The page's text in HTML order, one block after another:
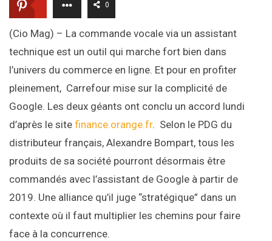
0
(Cio Mag) – La commande vocale via un assistant
technique est un outil qui marche fort bien dans
l’univers du commerce en ligne. Et pour en profiter
pleinement, Carrefour mise sur la complicité de
Google. Les deux géants ont conclu un accord lundi
d’après le site finance.orange.fr. Selon le PDG du
distributeur français, Alexandre Bompart, tous les
produits de sa société pourront désormais être
commandés avec l’assistant de Google à partir de
2019. Une alliance qu’il juge “stratégique” dans un
contexte où il faut multiplier les chemins pour faire
face à la concurrence.